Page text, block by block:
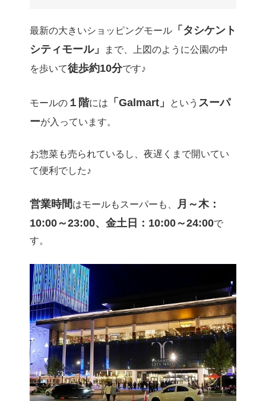
最新の大きいショッピングモール 「タシケント
シティモール」
まで、上図のように公園の中
を歩いて徒歩約10分です♪
モールの １階には 「Galmart」 という スーパ
ーが入っています。
お惣菜も売られているし、夜遅くまで開いてい
て便利でした♪
営業時間はモールもスーパーも、
月～木：
10:00～23:00、金土日：10:00～24:00で
す。